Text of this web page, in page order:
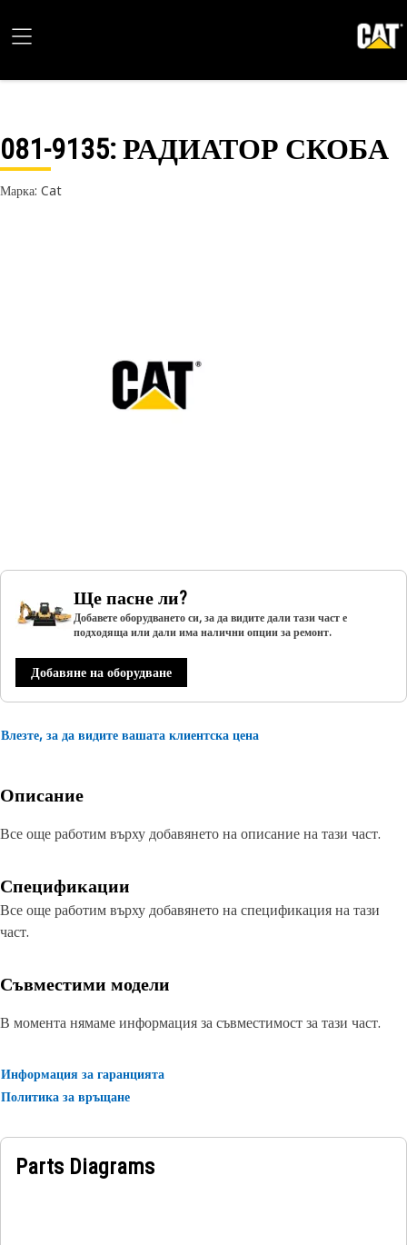
081-9135: РАДИАТОР СКОБА
Марка: Cat
Ще пасне ли?
Добавете оборудването си, за да видите дали тази част е
подходяща или дали има налични опции за ремонт.
Добавяне на оборудване
Влезте, за да видите вашата клиентска цена
Описание
Все още работим върху добавянето на описание на тази част.
Спецификации
Все още работим върху добавянето на спецификация на тази
част.
Съвместими модели
В момента нямаме информация за съвместимост за тази част.
Информация за гаранцията
Политика за връщане
Parts Diagrams